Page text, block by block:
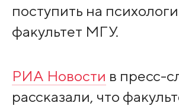
поступить на
факультет МГУ.
РИА Новости в пресс-
рассказали, что